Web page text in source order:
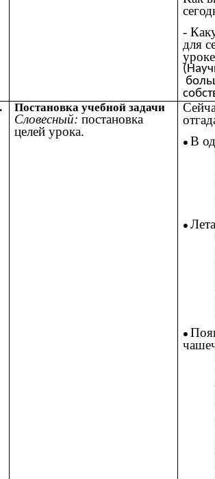
-
для
Постановка учебной задачи
Словесный: постановка
целей урока.
В